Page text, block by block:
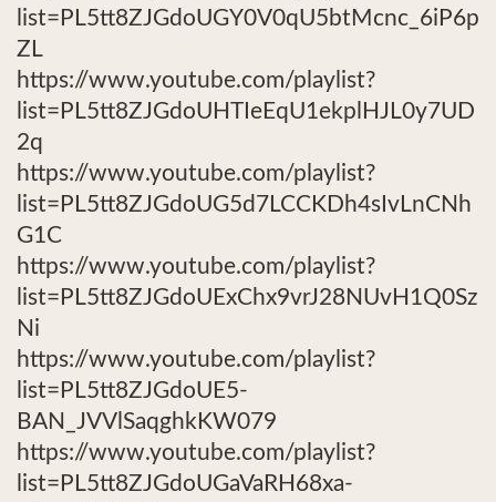
list=PL5tt8ZJGdoUGY0V0qU5btMcnc_6iP6p
ZL
https://www.youtube.com/playlist?
list=PL5tt8ZJGdoUHTIeEqU1ekplHJL0y7UD
2q
https://www.youtube.com/playlist?
list=PL5tt8ZJGdoUG5d7LCCKDh4sIvLnCNh
G1C
https://www.youtube.com/playlist?
list=PL5tt8ZJGdoUExChx9vrJ28NUvH1Q0Sz
Ni
https://www.youtube.com/playlist?
list=PL5tt8ZJGdoUE5-
BAN_JVVlSaqghkKW079
https://www.youtube.com/playlist?
list=PL5tt8ZJGdoUGaVaRH68xa-